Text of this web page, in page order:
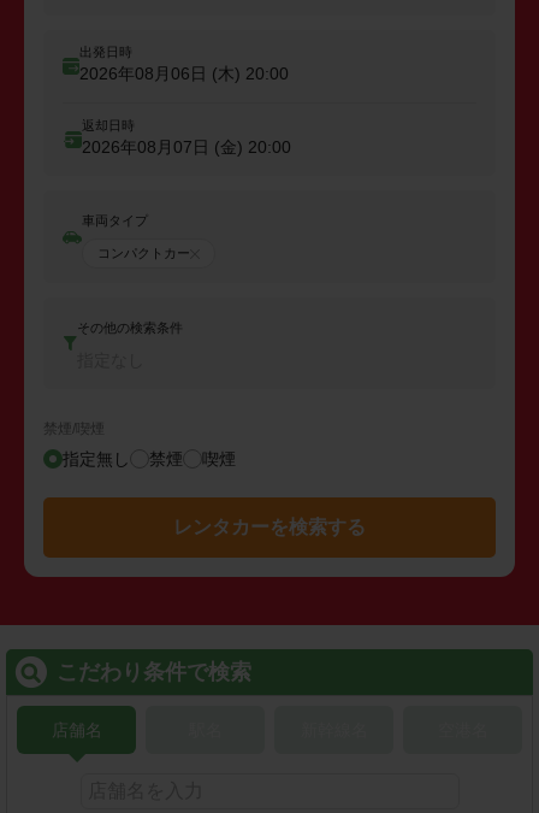
出発日時
2026年08月06日 (木) 20:00
返却日時
2026年08月07日 (金) 20:00
車両タイプ
コンパクトカー
その他の検索条件
禁煙/喫煙
指定無し 禁煙 喫煙
レンタカーを検索する
こだわり条件で検索
店舗名